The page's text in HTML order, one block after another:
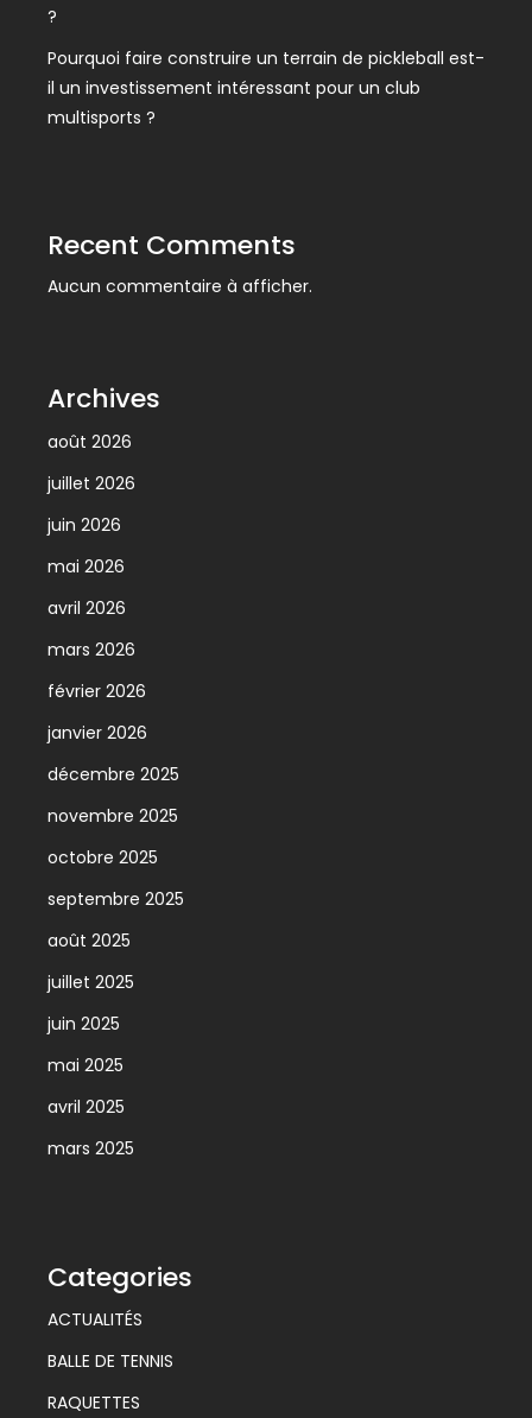
?
Pourquoi faire construire un terrain de pickleball est-
il un investissement intéressant pour un club
multisports ?
Recent Comments
Aucun commentaire à afficher.
Archives
août 2026
juillet 2026
juin 2026
mai 2026
avril 2026
mars 2026
février 2026
janvier 2026
décembre 2025
novembre 2025
octobre 2025
septembre 2025
août 2025
juillet 2025
juin 2025
mai 2025
avril 2025
mars 2025
Categories
ACTUALITÉS
BALLE DE TENNIS
RAQUETTES